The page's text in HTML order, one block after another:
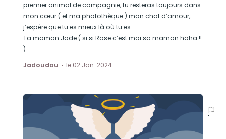
premier animal de compagnie, tu resteras toujours dans
mon cœur ( et ma photothèque ) mon chat d’amour,
j’espère que tu es mieux là où tu es.
Ta maman Jade ( si si Rose c’est moi sa maman haha !!
)
Jadoudou
le 02 Jan. 2024